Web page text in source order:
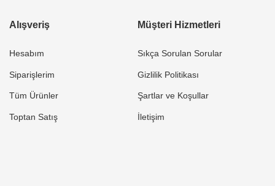
Alışveriş
Hesabım
Siparişlerim
Tüm Ürünler
Toptan Satış
Müşteri Hizmetleri
Sıkça Sorulan Sorular
Gizlilik Politikası
Şartlar ve Koşullar
İletişim